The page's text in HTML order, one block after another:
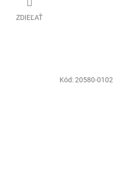
ZDIEĽAŤ
Kód:20580-0102